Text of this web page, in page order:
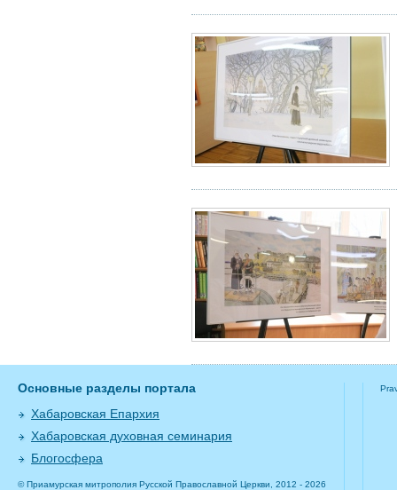
Основные разделы портала
Хабаровская Епархия
Хабаровская духовная семинария
Блогосфера
© Приамурская митрополия Русской Православной Церкви, 2012 - 2026